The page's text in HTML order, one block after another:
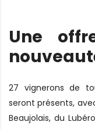
Une
27 vignerons de
seront présents,
Beaujolais, du